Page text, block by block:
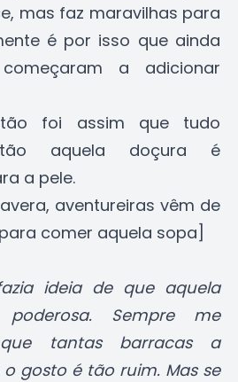
mas faz maravilhas para
é por isso que ainda
a adicionar
foi assim que tudo
aquela doçura é
a pele.
aventureiras vêm de
comer aquela sopa]
ideia de que aquela
Sempre me
tantas barracas a
gosto é tão ruim. Mas se